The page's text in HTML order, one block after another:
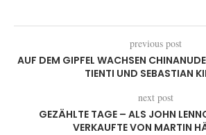
previous post
AUF DEM GIPFEL WACHSEN
TIENTI UND SEBASTIAN
next post
GEZÄHLTE TAGE – ALS JOHN
VERKAUFTE VON MARTIN